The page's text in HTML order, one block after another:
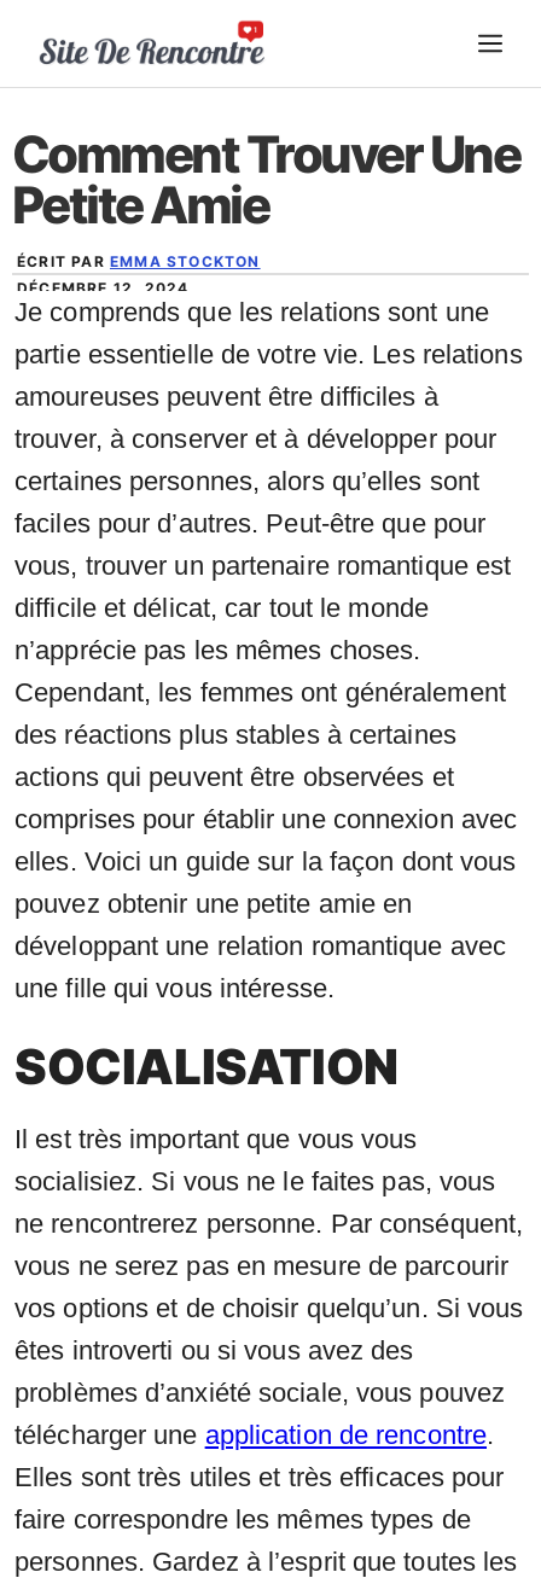
Comment Trouver Une
Petite Amie
ÉCRIT PAR EMMA STOCKTON
DÉCEMBRE 12, 2024
Je comprends que les relations sont une
partie essentielle de votre vie. Les relations
amoureuses peuvent être difficiles à
trouver, à conserver et à développer pour
certaines personnes, alors qu’elles sont
faciles pour d’autres. Peut-être que pour
vous, trouver un partenaire romantique est
difficile et délicat, car tout le monde
n’apprécie pas les mêmes choses.
Cependant, les femmes ont généralement
des réactions plus stables à certaines
actions qui peuvent être observées et
comprises pour établir une connexion avec
elles. Voici un guide sur la façon dont vous
pouvez obtenir une petite amie en
développant une relation romantique avec
une fille qui vous intéresse.
SOCIALISATION
Il est très important que vous vous
socialisiez. Si vous ne le faites pas, vous
ne rencontrerez personne. Par conséquent,
vous ne serez pas en mesure de parcourir
vos options et de choisir quelqu’un. Si vous
êtes introverti ou si vous avez des
problèmes d’anxiété sociale, vous pouvez
télécharger une application de rencontre.
Elles sont très utiles et très efficaces pour
faire correspondre les mêmes types de
personnes. Gardez à l’esprit que toutes les